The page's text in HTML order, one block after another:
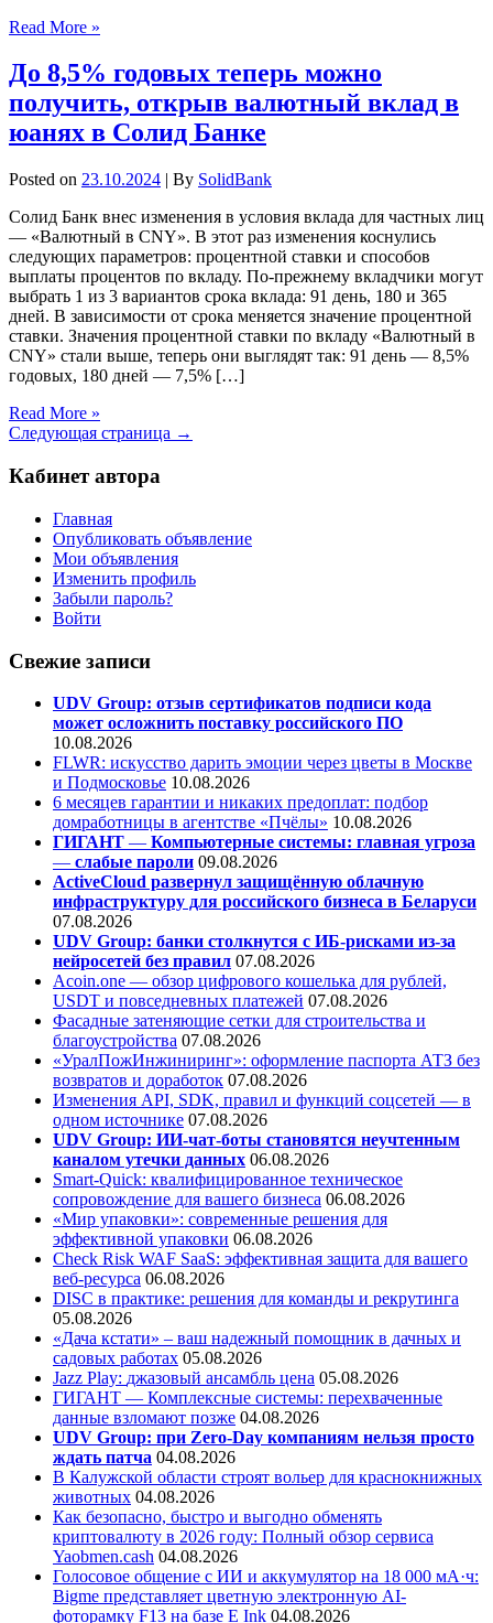
Read More »
До 8,5% годовых теперь можно
получить, открыв валютный вклад в
юанях в Солид Банке
Posted on 23.10.2024 | By SolidBank
Солид Банк внес изменения в условия вклада для частных лиц
— «Валютный в CNY». В этот раз изменения коснулись
следующих параметров: процентной ставки и способов
выплаты процентов по вкладу. По-прежнему вкладчики могут
выбрать 1 из 3 вариантов срока вклада: 91 день, 180 и 365
дней. В зависимости от срока меняется значение процентной
ставки. Значения процентной ставки по вкладу «Валютный в
CNY» стали выше, теперь они выглядят так: 91 день — 8,5%
годовых, 180 дней — 7,5% […]
Read More »
Следующая страница →
Кабинет автора
Главная
Опубликовать объявление
Мои объявления
Изменить профиль
Забыли пароль?
Войти
Свежие записи
UDV Group: отзыв сертификатов подписи кода
может осложнить поставку российского ПО
10.08.2026
FLWR: искусство дарить эмоции через цветы в Москве
и Подмосковье 10.08.2026
6 месяцев гарантии и никаких предоплат: подбор
домработницы в агентстве «Пчёлы» 10.08.2026
ГИГАНТ — Компьютерные системы: главная угроза
— слабые пароли 09.08.2026
ActiveCloud развернул защищённую облачную
инфраструктуру для российского бизнеса в Беларуси
07.08.2026
UDV Group: банки столкнутся с ИБ-рисками из-за
нейросетей без правил 07.08.2026
Acoin.one — обзор цифрового кошелька для рублей,
USDT и повседневных платежей 07.08.2026
Фасадные затеняющие сетки для строительства и
благоустройства 07.08.2026
«УралПожИнжиниринг»: оформление паспорта АТЗ без
возвратов и доработок 07.08.2026
Изменения API, SDK, правил и функций соцсетей — в
одном источнике 07.08.2026
UDV Group: ИИ-чат-боты становятся неучтенным
каналом утечки данных 06.08.2026
Smart-Quick: квалифицированное техническое
сопровождение для вашего бизнеса 06.08.2026
«Мир упаковки»: современные решения для
эффективной упаковки 06.08.2026
Check Risk WAF SaaS: эффективная защита для вашего
веб-ресурса 06.08.2026
DISC в практике: решения для команды и рекрутинга
05.08.2026
«Дача кстати» – ваш надежный помощник в дачных и
садовых работах 05.08.2026
Jazz Play: джазовый ансамбль цена 05.08.2026
ГИГАНТ — Комплексные системы: перехваченные
данные взломают позже 04.08.2026
UDV Group: при Zero-Day компаниям нельзя просто
ждать патча 04.08.2026
В Калужской области строят вольер для краснокнижных
животных 04.08.2026
Как безопасно, быстро и выгодно обменять
криптовалюту в 2026 году: Полный обзор сервиса
Yaobmen.cash 04.08.2026
Голосовое общение с ИИ и аккумулятор на 18 000 мА·ч:
Bigme представляет цветную электронную AI-
фоторамку F13 на базе E Ink 04.08.2026